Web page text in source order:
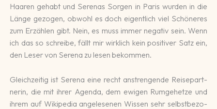
Haaren ge­habt und Se­renas Sorgen in Paris wur­den in die
Länge ge­zogen, ob­wohl es doch eigent­lich viel Schö­ne­res
zum Er­zäh­len gibt. Nein, es muss immer ne­ga­tiv sein. Wenn
ich das so schrei­be, fällt mir wirk­lich kein posi­tiver Satz ein,
den Leser von Se­rena zu le­sen be­kommen.
Gleichzeitig ist Serena eine recht anstren­gen­de Reise­part­
nerin, die mit ihrer Agen­da, dem ewi­gen Rum­ge­hetze und
ihrem auf Wiki­pe­dia an­gele­se­nen Wissen sehr selbst­be­zo­